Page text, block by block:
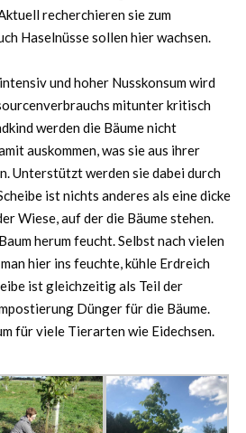
recherchieren sie zum
Haselnüsse sollen hier wachsen.
und hoher Nusskonsum wird
mitunter kritisch
werden die Bäume nicht
auskommen, was sie aus ihrer
Unterstützt werden sie dabei durch
ist nichts anderes als eine dicke
Wiese, auf der die Bäume stehen.
herum feucht. Selbst nach vielen
hier ins feuchte, kühle Erdreich
ist gleichzeitig als Teil der
Dünger für die Bäume.
für viele Tierarten wie Eidechsen.